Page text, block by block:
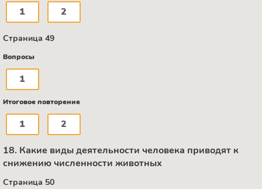
1 2
Страница 49
Вопросы
1
Итоговое повторение
1 2
18. Какие виды деятельности человека приводят к
снижению численности животных
Страница 50